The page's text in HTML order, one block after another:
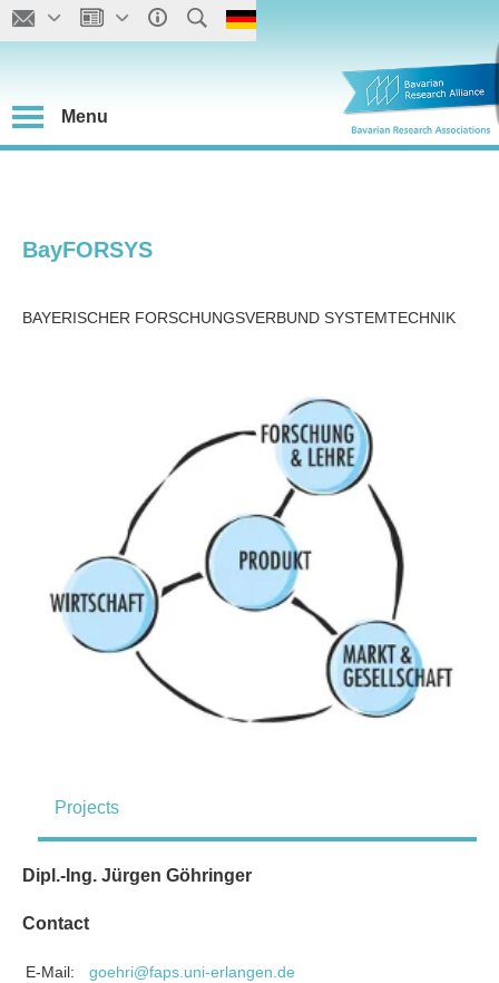
Menu
BayFORSYS
BAYERISCHER FORSCHUNGSVERBUND SYSTEMTECHNIK
Projects
Dipl.-Ing. Jürgen Göhringer
Contact
E-Mail:
goehri@faps.uni-erlangen.de